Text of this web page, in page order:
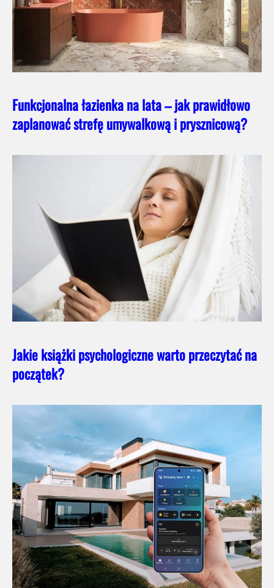
Funkcjonalna łazienka na lata – jak prawidłowo
zaplanować strefę umywalkową i prysznicową?
Jakie książki psychologiczne warto przeczytać na
początek?